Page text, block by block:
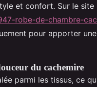
et confort. Sur le site
robe-de-chambre-
pour apporter
du cachemire
parmi les tissus, ce